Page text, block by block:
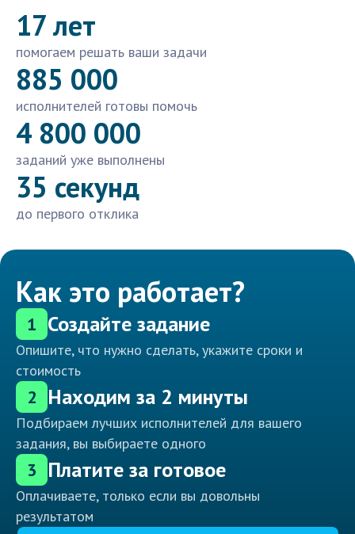
17 лет
помогаем решать ваши задачи
885 000
исполнителей готовы помочь
4 800 000
заданий уже выполнены
35 секунд
до первого отклика
Как это работает?
1 Создайте задание
Опишите, что нужно сделать, укажите сроки и
стоимость
2 Находим за 2 минуты
Подбираем лучших исполнителей для вашего
задания, вы выбираете одного
3 Платите за готовое
Оплачиваете, только если вы довольны
результатом